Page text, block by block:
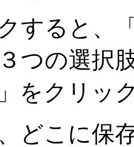
すると、
つの選択
をクリッ
どこに保